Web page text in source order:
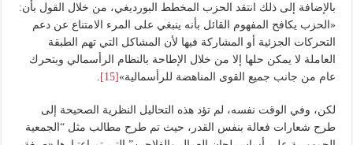
بالإضافة إلى ذلك انتقد الحزب المخطط البورديغي، من خلال القول بأن:
«الحزب يكافح المفهوم القائل بأنه ينبغي على المرء الامتناع عن دعم
التحركات الجزئية أو المشاركة فيها لأن المشاكل التي تهم الطبقة
العاملة لا يمكن حلها إلا من خلال الإطاحة بالنظام الرأسمالي وبتحرك
عام من جانب جميع القوى المناهضة للرأسمالية»[15]
لكن، وفي الوقت نفسه، لم تؤد هذه التحاليل النظرية الصحيحة إلى
طرح شعارات فعالة بنفس القدر، حيث تم طرح مطالب مثل “الجمعية